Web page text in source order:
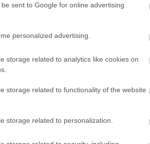
sent to Google for online advertising
personalized advertising.
storage related to analytics like cookies on
storage related to functionality of the website
storage related to personalization.